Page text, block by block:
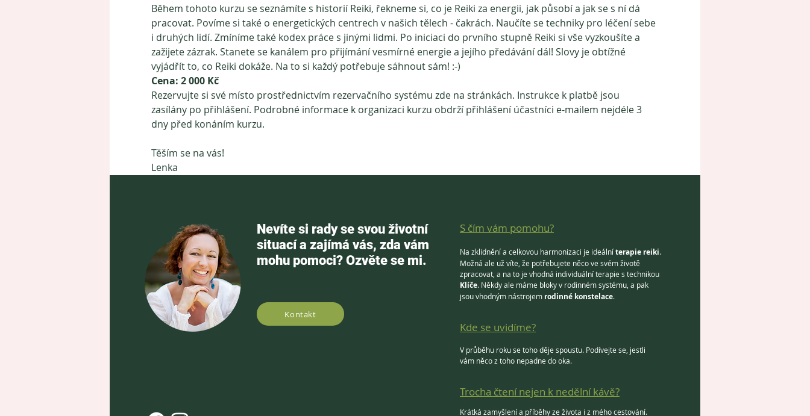
Během tohoto kurzu se seznámíte s historií Reiki, řekneme si, co je Reiki za energii, jak působí a jak se s ní dá
pracovat. Povíme si také o energetických centrech v našich tělech - čakrách. Naučíte se techniky pro léčení sebe
i druhých lidí. Zmíníme také kodex práce s jinými lidmi. Po iniciaci do prvního stupně Reiki si vše vyzkoušíte a
zažijete zázrak. Stanete se kanálem pro přijímání vesmírné energie a jejího předávání dál! Slovy je obtížné
vyjádřít to, co Reiki dokáže. Na to si každý potřebuje sáhnout sám! :-)
Cena: 2 000 Kč
Rezervujte si své místo prostřednictvím rezervačního systému zde na stránkách. Instrukce k platbě jsou
zasílány po přihlášení. Podrobné informace k organizaci kurzu obdrží přihlášení účastníci e-mailem nejdéle 3
dny před konáním kurzu.
Těším se na vás!
Lenka
Nevíte si rady se svou životní
situací a zajímá vás, zda vám
mohu pomoci? Ozvěte se mi.
Kontakt
S čím vám pomohu?
Na zklidnění a celkovou harmonizaci je ideálníterapie reiki.
Možná ale už víte, že potřebujete něco ve svém životě
zpracovat, a na to je vhodná individuální terapie s technikou
Klíče. Někdy ale máme bloky v rodinném systému, a pak
jsou vhodným nástrojem rodinné konstelace.
Kde se uvidíme?
V průběhu roku se toho děje spoustu. Podívejte se, jestli
vám něco z toho nepadne do oka.
Trocha čtení nejen k nedělní kávě?
Krátká zamyšlení a příběhy ze života i z mého cestování.